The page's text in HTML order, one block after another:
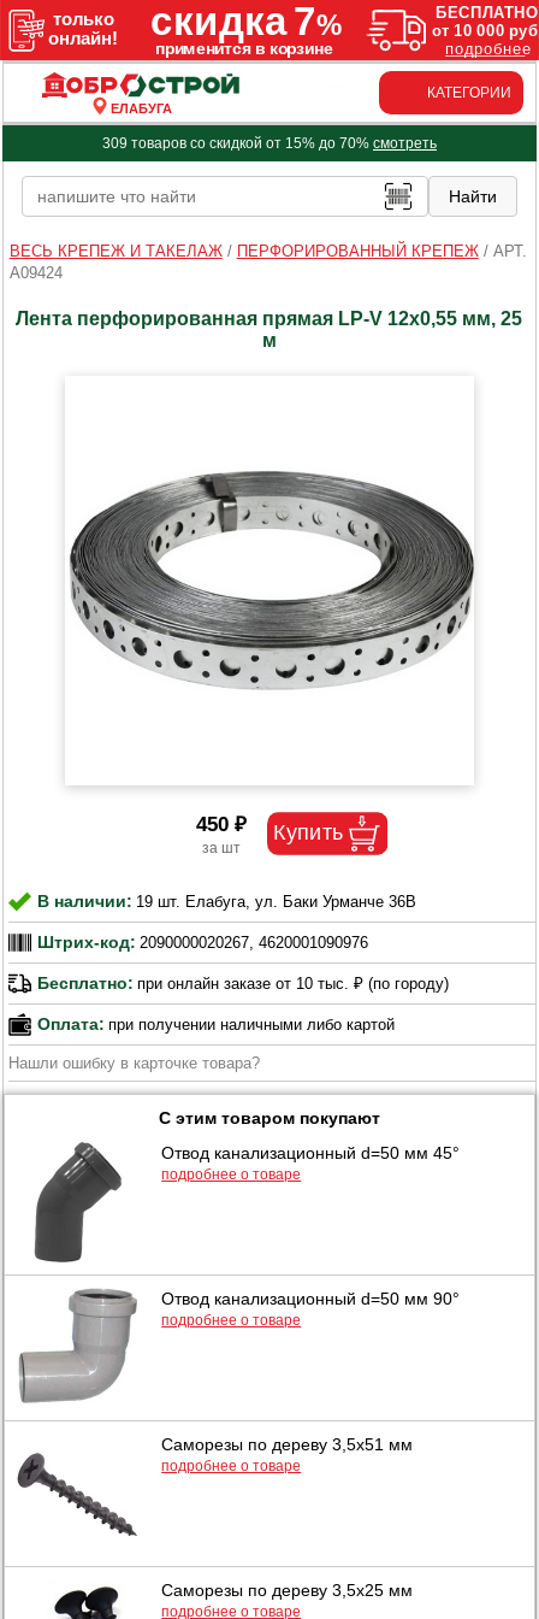
ЕЛАБУГА
КАТЕГОРИИ
309 товаров со скидкой от 15% до 70% смотреть
ВЕСЬ КРЕПЕЖ И ТАКЕЛАЖ/ ПЕРФОРИРОВАННЫЙ КРЕПЕЖ/ АРТ.
A09424
Лента перфорированная прямая LP-V 12х0,55 мм, 25
м
450 ₽
В наличии: 19 шт. Елабуга, ул. Баки Урманче 36В
Штрих-код: 2090000020267, 4620001090976
Бесплатно: при онлайн заказе от 10 тыс. ₽ (по городу)
Оплата: при получении наличными либо картой
Нашли ошибку в карточке товара?
С этим товаром покупают
Отвод канализационный d=50 мм 45°
подробнее о товаре
Отвод канализационный d=50 мм 90°
подробнее о товаре
Саморезы по дереву 3,5х51 мм
подробнее о товаре
Саморезы по дереву 3,5х25 мм
подробнее о товаре